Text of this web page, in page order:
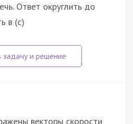
Ответ округлить до
в (с)
векторы скорости